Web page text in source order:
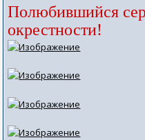
Полюбившийся
окрестности!